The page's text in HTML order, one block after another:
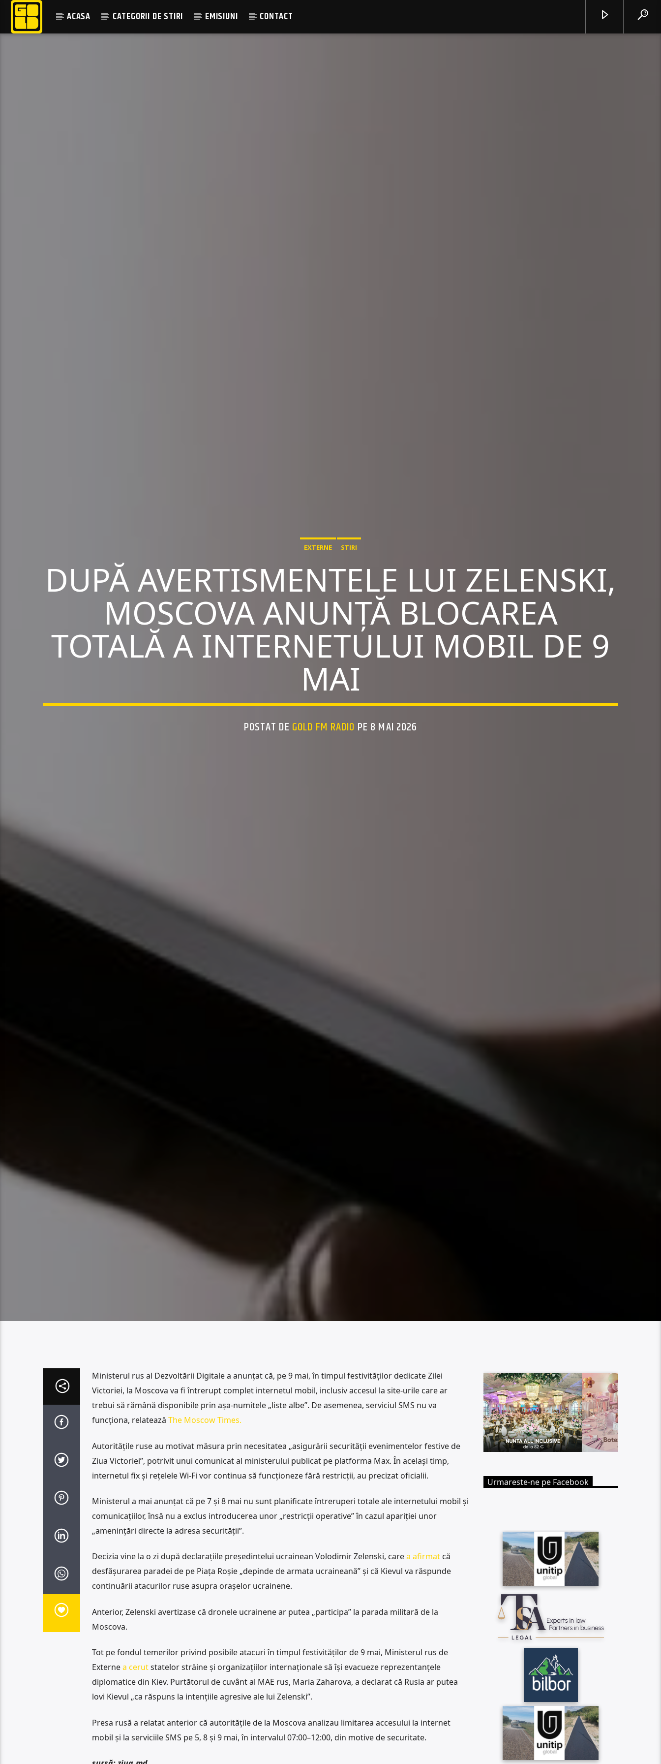
ACASA CATEGORII DE STIRI EMISIUNI CONTACT
EXTERNE STIRI
DUPĂ AVERTISMENTELE LUI ZELENSKI,
MOSCOVA ANUNȚĂ BLOCAREA
TOTALĂ A INTERNETULUI MOBIL DE 9
MAI
POSTAT DE GOLD FM RADIO PE 8 MAI 2026
Ministerul rus al Dezvoltării Digitale a anunțat că, pe 9 mai, în timpul festivităților dedicate Zilei
Victoriei, la Moscova va fi întrerupt complet internetul mobil, inclusiv accesul la site-urile care ar
trebui să rămână disponibile prin așa-numitele „liste albe”. De asemenea, serviciul SMS nu va
funcționa, relatează The Moscow Times.
Autoritățile ruse au motivat măsura prin necesitatea „asigurării securității evenimentelor festive de
Ziua Victoriei”, potrivit unui comunicat al ministerului publicat pe platforma Max. În același timp,
internetul fix și rețelele Wi-Fi vor continua să funcționeze fără restricții, au precizat oficialii.
Ministerul a mai anunțat că pe 7 și 8 mai nu sunt planificate întreruperi totale ale internetului mobil și
comunicațiilor, însă nu a exclus introducerea unor „restricții operative” în cazul apariției unor
„amenințări directe la adresa securității”.
Decizia vine la o zi după declarațiile președintelui ucrainean Volodimir Zelenski, carea afirmatcă
desfășurarea paradei de pe Piața Roșie „depinde de armata ucraineană” și că Kievul va răspunde
continuării atacurilor ruse asupra orașelor ucrainene.
Anterior, Zelenski avertizase că dronele ucrainene ar putea „participa” la parada militară de la
Moscova.
Tot pe fondul temerilor privind posibile atacuri în timpul festivităților de 9 mai, Ministerul rus de
Externea cerutstatelor străine și organizațiilor internaționale să își evacueze reprezentanțele
diplomatice din Kiev. Purtătorul de cuvânt al MAE rus, Maria Zaharova, a declarat că Rusia ar putea
lovi Kievul „ca răspuns la intențiile agresive ale lui Zelenski”.
Presa rusă a relatat anterior că autoritățile de la Moscova analizau limitarea accesului la internet
mobil și la serviciile SMS pe 5, 8 și 9 mai, în intervalul 07:00–12:00, din motive de securitate.
Urmareste-ne pe Facebook